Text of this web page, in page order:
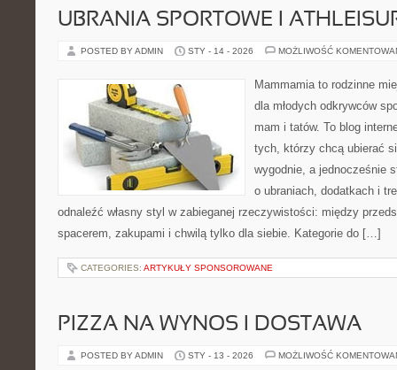
UBRANIA SPORTOWE I
POSTED BY ADMIN STY - 14 - 2026 MOŻLIWOŚĆ
Mammamia to rodzinne
dla młodych odkrywców
mam i tatów. To blog
tych, którzy chcą ubierać
wygodnie, a jednocześnie
o ubraniach, dodatkach i
odnaleźć własny styl w zabieganej rzeczywistości: między
spacerem, zakupami i chwilą tylko dla siebie. Kategorie do […]
CATEGORIES: ARTYKUŁY SPONSOROWANE
PIZZA NA WYNOS I DOSTAWA
POSTED BY ADMIN STY - 13 - 2026 MOŻLIWOŚĆ